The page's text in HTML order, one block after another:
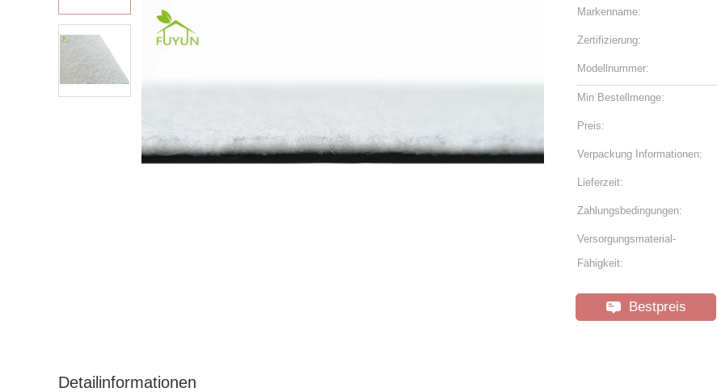
Markenname:
Zertifizierung:
Modellnummer:
Min Bestellmenge:
Preis:
Verpackung Informationen:
Lieferzeit:
Zahlungsbedingungen:
Versorgungsmaterial-
Fähigkeit:
Bestpreis
Detailinformationen